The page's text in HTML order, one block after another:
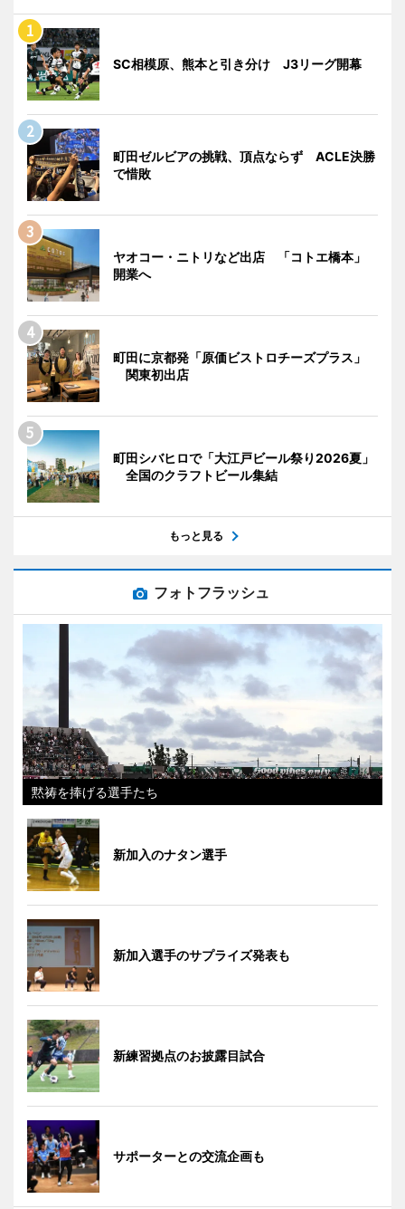
SC相模原、熊本と引き分け J3リーグ開幕
町田ゼルビアの挑戦、頂点ならず ACLE決勝
で惜敗
ヤオコー・ニトリなど出店 「コトエ橋本」
開業へ
町田に京都発「原価ビストロチーズプラス」
関東初出店
町田シバヒロで「大江戸ビール祭り2026夏」
全国のクラフトビール集結
もっと見る
フォトフラッシュ
黙祷を捧げる選手たち
新加入のナタン選手
新加入選手のサプライズ発表も
新練習拠点のお披露目試合
サポーターとの交流企画も